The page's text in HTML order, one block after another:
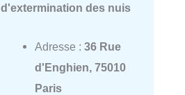
d'extermination des nuis
Adresse : 36 Rue
d'Enghien, 75010
Paris